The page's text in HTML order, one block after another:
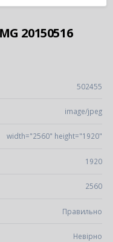
20150516
502455
image/jpeg
width="2560" height="1920"
1920
2560
Правильно
Невірно